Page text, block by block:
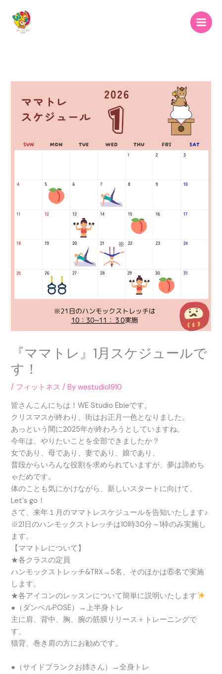
『ママトレ』1月スケジュールで
す！
/ フィットネス / Bywestudio1910
皆さんこんにちは！WE Studio Ebieです。
クリスマスが終わり、街はお正月一色となりました。
あっという間に2025年が終わろうとしていますね。
今年は、やりたいことを全部できましたか？
女であり、母であり、妻であり、娘であり、
普段からいろんな役割を求められていますが、夢は諦めち
ゃだめです。
体のことも気にかけながら、新しいスタートに向けて、
Let`s go！
さて、来年１月のママトレスケジュールを告知いたします♪
※21日のハンモックストレッチは10時30分～1枠のみ実施し
ます。
【ママトレについて】
★各クラスの定員
ハンモックストレッチ&TRX→5名、そのほかは⑥名で実施
します。
★各アイコンのレッスンについて簡単に説明いたします
●（ダンベルPOSE）→上半身トレ
主に肩、背中、胸、腕の筋膜リリース＋トレーニングで
す。
猫背、巻き肩の方にお勧めです。
●（サイドプランクお姉さん）→全身トレ